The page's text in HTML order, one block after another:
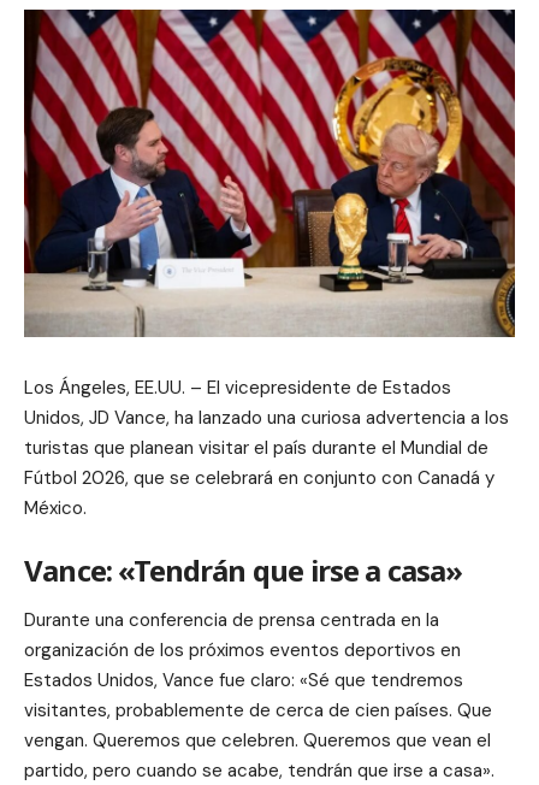
Los Ángeles, EE.UU. – El vicepresidente de Estados
Unidos, JD Vance, ha lanzado una curiosa advertencia a los
turistas que planean visitar el país durante el Mundial de
Fútbol 2026, que se celebrará en conjunto con Canadá y
México.
Vance: «Tendrán que irse a casa»
Durante una conferencia de prensa centrada en la
organización de los próximos eventos deportivos en
Estados Unidos, Vance fue claro: «Sé que tendremos
visitantes, probablemente de cerca de cien países. Que
vengan. Queremos que celebren. Queremos que vean el
partido, pero cuando se acabe, tendrán que irse a casa».